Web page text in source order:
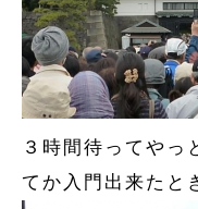
３時間待ってやっ
てか入門出来たと